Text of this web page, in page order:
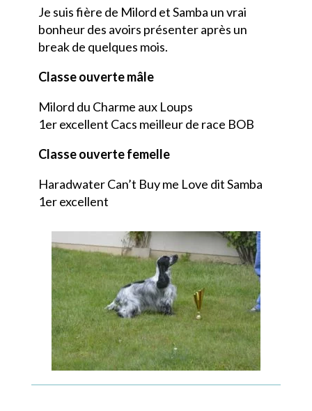
Je suis fière de Milord et Samba un vrai
bonheur des avoirs présenter après un
break de quelques mois.
Classe ouverte mâle
Milord du Charme aux Loups
1er excellent Cacs meilleur de race BOB
Classe ouverte femelle
Haradwater Can’t Buy me Love dit Samba
1er excellent